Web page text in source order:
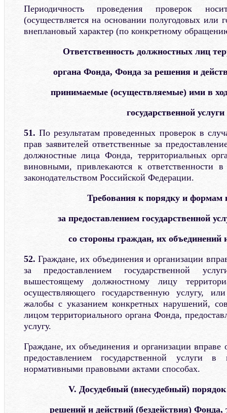
Периодичность проведения проверок
(осуществляется на основании полугодовых или
внеплановый характер (по конкретному
Ответственность должностных лиц
органа Фонда, Фонда за решения и
принимаемые (осуществляемые) ими в
государственной услуги
51. По результатам проведенных проверок в
прав заявителей ответственные за
должностные лица Фонда, территориальных
виновными, привлекаются к ответственности в
законодательством Российской Федерации.
Требования к порядку и формам
за предоставлением государственной
со стороны граждан, их объединений
52. Граждане, их объединения и организации
за предоставлением государственной
вышестоящему должностному лицу
осуществляющего государственную услугу,
жалобы с указанием конкретных нарушений,
лицом территориального органа Фонда,
услугу.
Граждане, их объединения и организации вправе
предоставлением государственной услуги
нормативными правовыми актами способах.
V. Досудебный (внесудебный)
решений и действий (бездействия) Фонда,